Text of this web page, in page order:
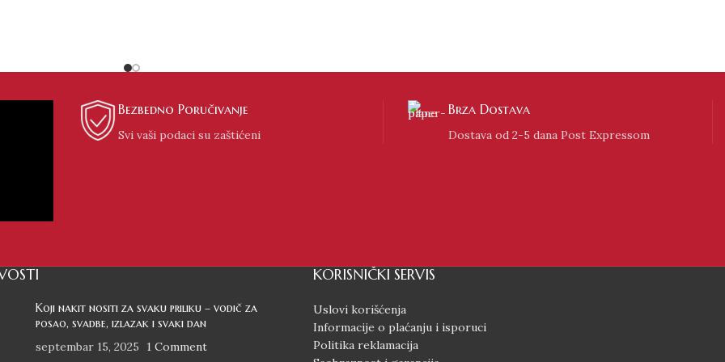
Bezbedno Poručivanje
Svi vaši podaci su zaštićeni
Brza Dostava
Dostava od 2-5 dana Post Expressom
Koji nakit nositi za svaku priliku – vodič za
posao, svadbe, izlazak i svaki dan
septembar 15, 2025
1 Comment
KORISNIČKI SERVIS
Uslovi korišćenja
Informacije o plaćanju i isporuci
Politika reklamacija